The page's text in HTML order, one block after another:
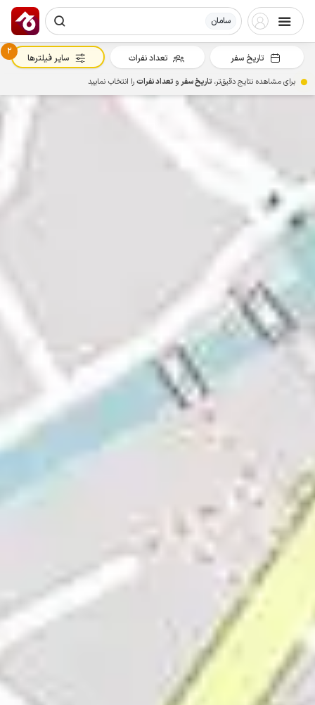
سامان
تاریخ سفر تعداد نفرات
2
سایر فیلترها
برای مشاهده نتایج دقیق‌تر، تاریخ سفرو تعداد نفراترا انتخاب نمایید